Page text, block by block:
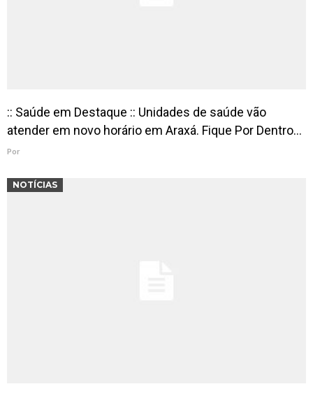
:: Saúde em Destaque :: Unidades de saúde vão
atender em novo horário em Araxá. Fique Por Dentro…
Por
NOTÍCIAS